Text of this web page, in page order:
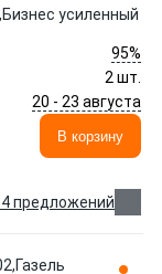
усиленный
95%
2 шт.
20 - 23 августа
В корзину
предложений